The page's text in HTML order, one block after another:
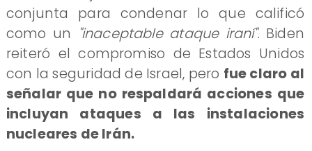
conjunta para condenar lo que calificó
como un "inaceptable ataque iraní". Biden
reiteró el compromiso de Estados Unidos
con la seguridad de Israel, pero fue claro al
señalar que no respaldará acciones que
incluyan ataques a las instalaciones
nucleares de Irán.